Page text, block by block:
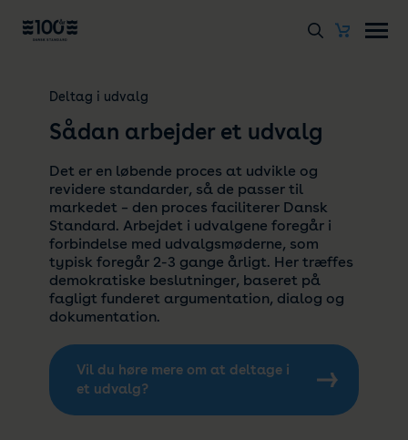
Deltag i udvalg
Sådan arbejder et udvalg
Det er en løbende proces at udvikle og
revidere standarder, så de passer til
markedet – den proces faciliterer Dansk
Standard. Arbejdet i udvalgene foregår i
forbindelse med udvalgsmøderne, som
typisk foregår 2-3 gange årligt. Her træffes
demokratiske beslutninger, baseret på
fagligt funderet argumentation, dialog og
dokumentation.
Vil du høre mere om at deltage i
et udvalg?